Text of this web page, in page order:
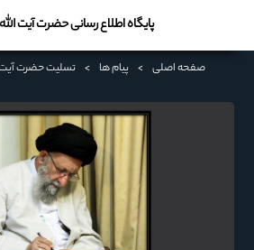
پایگاه اطلاع رسانی حضرت آیت
صفحه اصلی > پیام ها >